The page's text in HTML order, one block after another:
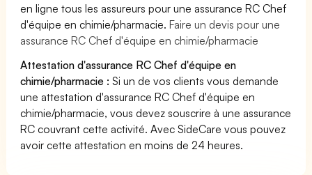
en ligne tous les assureurs pour une assurance RC Chef
d'équipe en chimie/pharmacie.Faire un devis pour une
assurance RC Chef d'équipe en chimie/pharmacie
Attestation d'assurance RC Chef d'équipe en
chimie/pharmacie : Si un de vos clients vous demande
une attestation d'assurance RC Chef d'équipe en
chimie/pharmacie, vous devez souscrire à une assurance
RC couvrant cette activité. Avec SideCare vous pouvez
avoir cette attestation en moins de 24 heures.